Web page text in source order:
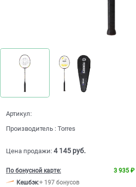
Артикул:
Производитель : Torres
Цена продажи: 4 145 руб.
По бонусной карте:
3 935 ₽
Кешбэк:+ 197 бонусов